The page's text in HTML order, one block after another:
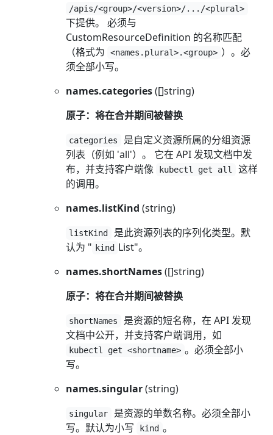
/apis/<group>/<version>/.../<plural>
下提供。 必须与
CustomResourceDefinition 的名称匹配
（格式为
<names.plural>.<group> ）。必
须全部小写。
names.categories([]string)
原子：将在合并期间被替换
categories
是自定义资源所属的分组资源
列表（例如 'all'）。 它在 API 发现文档中发
布，并支持客户端像
kubectl get all
这样
的调用。
names.listKind (string)
listKind
是此资源列表的序列化类型。默
认为 " kind List"。
names.shortNames([]string)
原子：将在合并期间被替换
shortNames
是资源的短名称，在 API 发现
文档中公开，并支持客户端调用，如
kubectl get <shortname> 。必须全部小
写。
names.singular(string)
singular
是资源的单数名称。必须全部小
写。默认为小写
kind 。